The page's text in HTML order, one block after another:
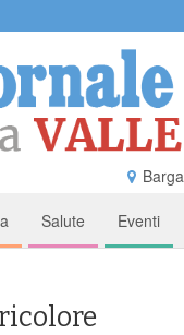
Barga
Salute Eventi